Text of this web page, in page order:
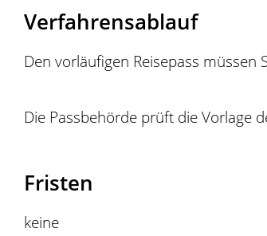
Verfahrensablauf
Den vorläufigen Reisepass
Die Passbehörde prüft die Vorlage
Fristen
keine